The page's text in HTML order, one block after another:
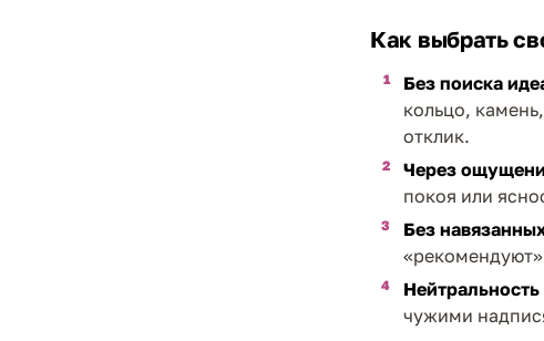
Как выбрать
Без поиска
кольцо,
отклик.
Через
покоя или
Без
чужими